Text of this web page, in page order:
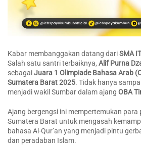
Kabar membanggakan datang dariSMA
Salah satu santri terbaiknya, Alif Purna
sebagaiJuara 1 Olimpiade Bahasa Arab
Sumatera Barat 2025. Tidak hanya
menjadi wakil Sumbar dalam ajang OBA
Ajang bergengsi ini mempertemukan para
Sumatera Barat untuk mengasah
bahasa Al-Qur’an yang menjadi pintu
dan peradaban Islam.